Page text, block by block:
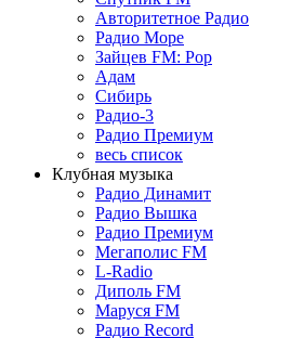
Авторитетное Радио
Радио Море
Зайцев FM: Pop
Адам
Сибирь
Радио-3
Радио Премиум
весь список
Клубная музыка
Радио Динамит
Радио Вышка
Радио Премиум
Мегаполис FM
L-Radio
Диполь FM
Маруся FM
Радио Record